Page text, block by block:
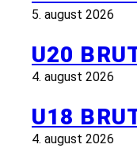
5. august 2026
U20
4. august 2026
U18
4. august 2026